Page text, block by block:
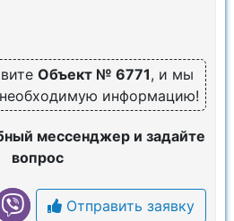
Объект № 6771, и мы
информацию!
мессенджер и задайте
вопрос
Отправить заявку